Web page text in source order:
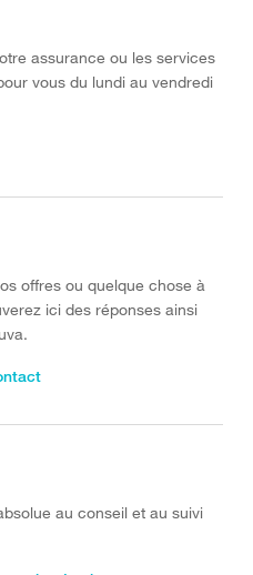
assurance ou les services
vous du lundi au vendredi
offres ou quelque chose à
ici des réponses ainsi
au conseil et au suivi